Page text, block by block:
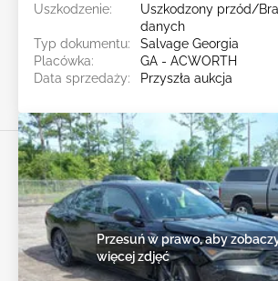
Uszkodzenie:
Uszkodzony przód/
danych
Typ dokumentu:
Salvage Georgia
Placówka:
GA - ACWORTH
Data sprzedaży:
Przyszła aukcja
Przesuń w prawo, aby
więcej zdjęć